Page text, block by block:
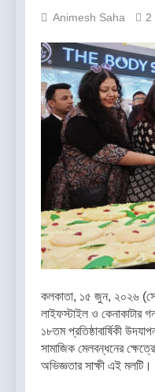
Animesh Saha 2
কলকাতা, ১৫ জুন, ২০২৬
লাইফস্টাইল ও কেনাকাটার
১৮তম প্রতিষ্ঠাবার্ষিকী
সামাজিক মেলবন্ধনের
অভিজ্ঞতার সাক্ষী এই মলটি।